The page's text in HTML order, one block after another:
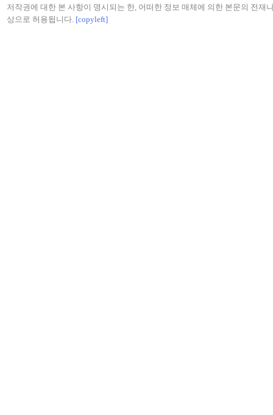
저작권에 대한 본 사항이 명시되는 한, 어떠한 정보 매체에 의한 본문의 전재
상으로 허용됩니다. [copyleft]